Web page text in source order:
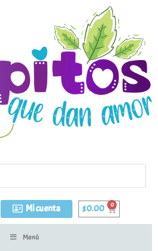
Mi cuenta $0.00
Menú